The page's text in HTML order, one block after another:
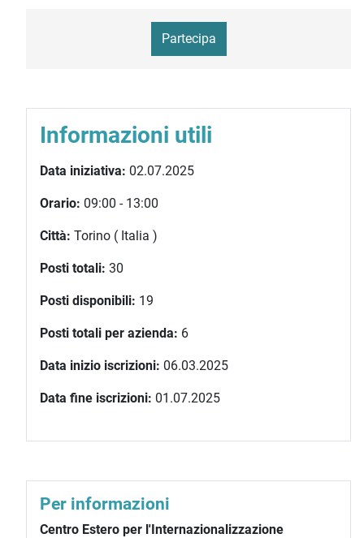
Partecipa
Informazioni utili
Data iniziativa: 02.07.2025
Orario: 09:00 - 13:00
Città: Torino ( Italia )
Posti totali: 30
Posti disponibili: 19
Posti totali per azienda: 6
Data inizio iscrizioni: 06.03.2025
Data fine iscrizioni: 01.07.2025
Per informazioni
Centro Estero per l'Internazionalizzazione